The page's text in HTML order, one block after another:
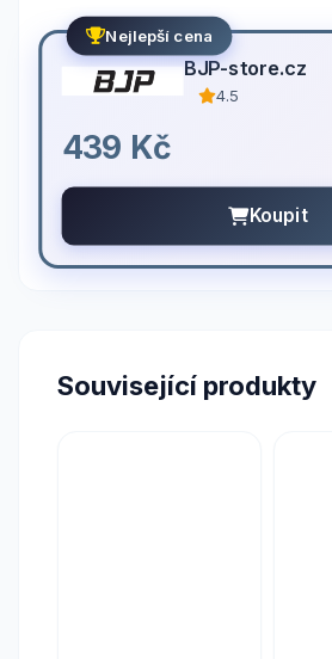
Nejlepší cena
BJP-store.cz
4.5
439 Kč
Koupit
Související produkty